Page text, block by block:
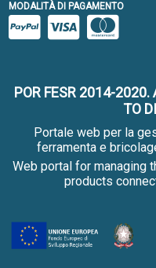
MODALITÀ DI PAGAMENTO
POR FESR 2014-
TO
Portale web per la
ferramenta e
Web portal for managing
products